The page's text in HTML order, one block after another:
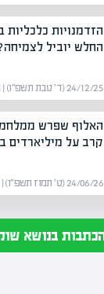
הזדמנויות
החלש יוביל
24/12/25 (ד׳ טבת תשפ״ו) | מערכת אפיק
האלוף שפרש
קרב על מיליארדים
24/06/26 (ט׳ תמוז תשפ״ו) | רוני מנשה
בנושא